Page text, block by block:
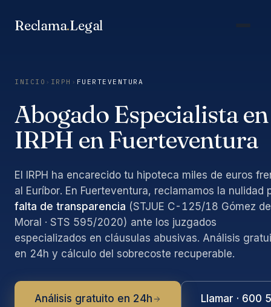
Reclama.Legal
INICIO › IRPH › FUERTEVENTURA
Abogado Especialista en
IRPH en Fuerteventura
El IRPH ha encarecido tu hipoteca miles de euros
al Euríbor. En Fuerteventura, reclamamos la nulidad
falta de transparencia (STJUE C-125/18 Gómez
Moral · STS 595/2020) ante los juzgados
especializados en cláusulas abusivas. Análisis
en 24h y cálculo del sobrecoste recuperable.
Análisis gratuito en 24h Llamar · 600